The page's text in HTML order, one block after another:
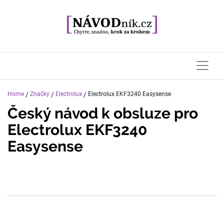
Home / Značky / Electrolux / Electrolux EKF3240 Easysense
Český návod k obsluze pro
Electrolux EKF3240
Easysense